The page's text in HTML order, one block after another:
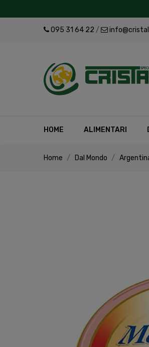
095 31 64 22 /
HOME ALIMENTARI
Home Dal Mondo